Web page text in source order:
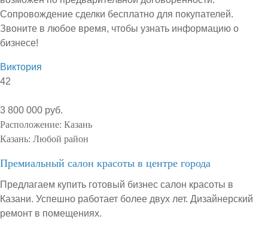
Сопровождение сделки бесплатно для покупателей.
Звоните в любое время, чтобы узнать информацию о
бизнесе!
Виктория
42
3 800 000 руб.
Расположение: Казань
Казань: Любой район
Премиальный салон красоты в центре города
Предлагаем купить готовый бизнес салон красоты в
Казани. Успешно работает более двух лет. Дизайнерский
ремонт в помещениях.